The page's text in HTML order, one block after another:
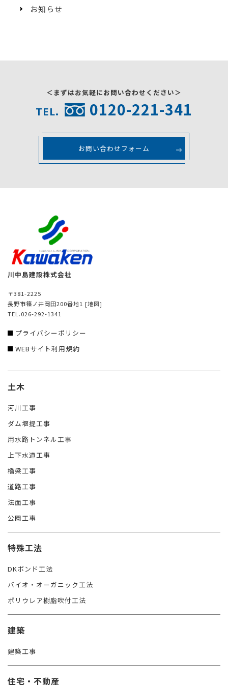
お知らせ
＜まずはお気軽にお問い合わせください＞
TEL. 0120-221-341
お問い合わせフォーム
川中島建設株式会社
〒381-2225
長野市篠ノ井岡田200番地1 [地図]
TEL.026-292-1341
プライバシーポリシー
WEBサイト利用規約
土木
河川工事
ダム堰提工事
用水路トンネル工事
上下水道工事
橋梁工事
道路工事
法面工事
公園工事
特殊工法
DKボンド工法
バイオ・オーガニック工法
ポリウレア樹脂吹付工法
建築
建築工事
住宅・不動産